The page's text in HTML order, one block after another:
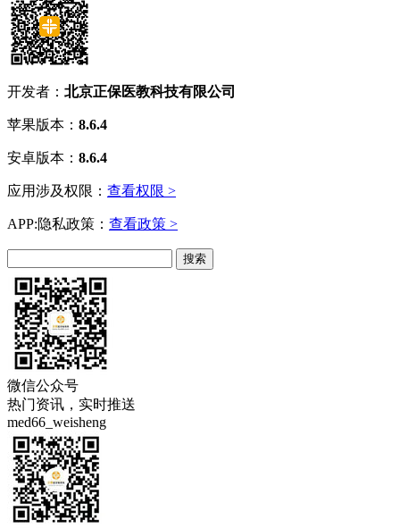
开发者： 北京正保医教科技有限公司
苹果版本： 8.6.4
安卓版本： 8.6.4
应用涉及权限： 查看权限 >
APP:隐私政策： 查看政策 >
微信公众号
热门资讯，实时推送
med66_weisheng